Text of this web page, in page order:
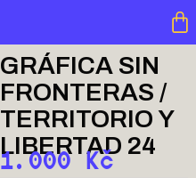
GRÁFICA SIN
FRONTERAS /
TERRITORIO Y
LIBERTAD 24
1.000 Kč